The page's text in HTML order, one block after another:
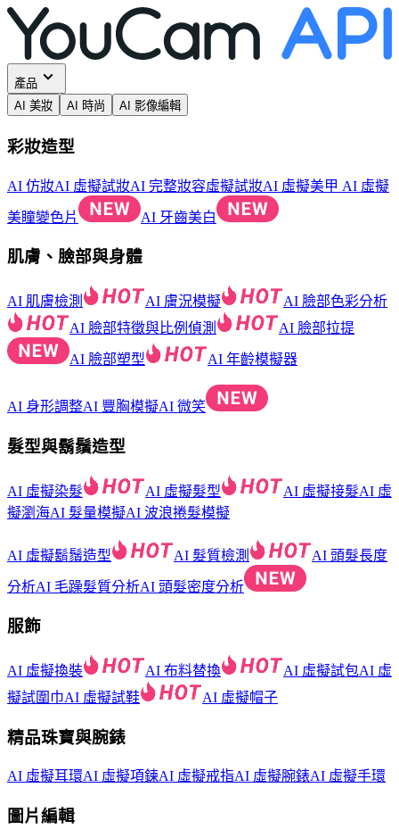
產品
AI 美妝
AI 時尚 AI 影像編輯
彩妝造型
AI 仿妝AI 虛擬試妝AI 完整妝容虛擬試妝AI 虛擬美甲 AI 虛擬
美瞳變色片 AI 牙齒美白
肌膚、臉部與身體
AI 肌膚檢測 AI 膚況模擬
AI 臉部色彩分析
AI 臉部特徵與比例偵測
AI 臉部拉提
AI 臉部塑型 AI 年齡模擬器
AI 身形調整AI 豐胸模擬AI 微笑
髮型與鬍鬚造型
AI 虛擬染髮 AI 虛擬髮型 AI 虛擬接髮AI 虛
擬瀏海AI 髮量模擬AI 波浪捲髮模擬
AI 虛擬鬍鬚造型 AI 髮質檢測 AI 頭髮長度
分析AI 毛躁髮質分析AI 頭髮密度分析
服飾
AI 虛擬換裝 AI 布料替換 AI 虛擬試包AI 虛
擬試圍巾AI 虛擬試鞋 AI 虛擬帽子
精品珠寶與腕錶
AI 虛擬耳環AI 虛擬項鍊AI 虛擬戒指AI 虛擬腕錶AI 虛擬手環
圖片編輯